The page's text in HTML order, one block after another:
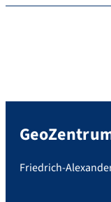
Friedrich-